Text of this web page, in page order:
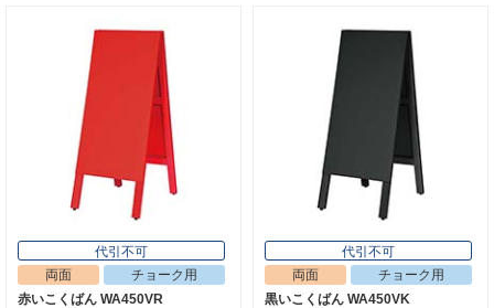
代引不可
両面
チョーク用
赤いこくばん WA450VR
代引不可
両面
チョーク用
黒いこくばん WA450VK